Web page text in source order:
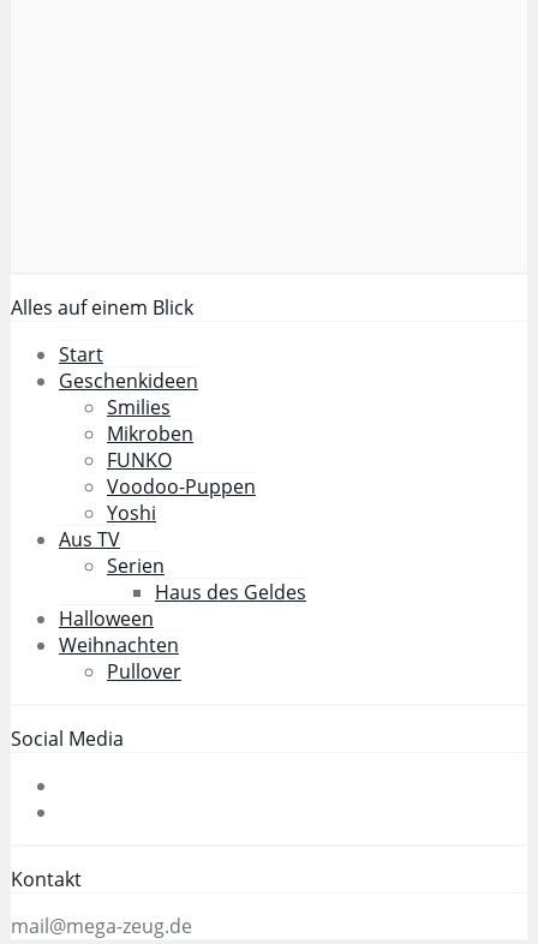
Alles auf einem Blick
Start
Geschenkideen
Smilies
Mikroben
FUNKO
Voodoo-Puppen
Yoshi
Aus TV
Serien
Haus des Geldes
Halloween
Weihnachten
Pullover
Social Media
Kontakt
mail@mega-zeug.de